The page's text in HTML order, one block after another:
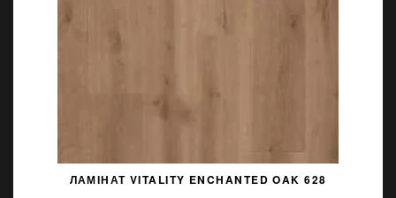
ЛАМІНАТ VITALITY ENCHANTED OAK 628